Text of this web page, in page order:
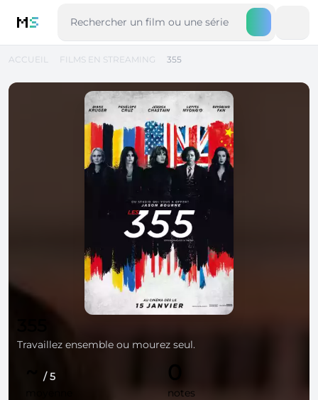
MS
ACCUEIL FILMS EN STREAMING 355
Travaillez ensemble ou mourez seul.
/ 5
0
notes